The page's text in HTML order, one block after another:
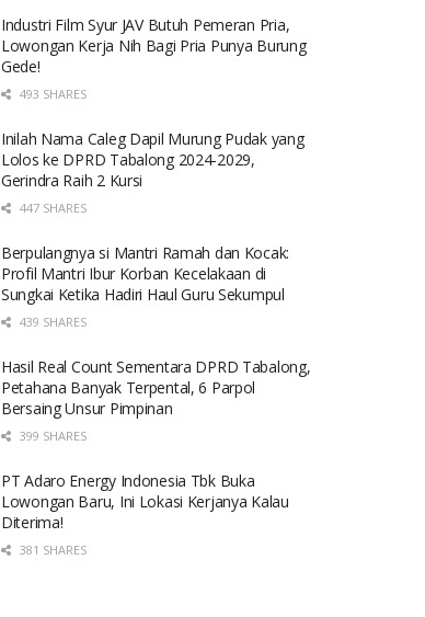
Industri Film Syur JAV Butuh Pemeran Pria,
Lowongan Kerja Nih Bagi Pria Punya Burung
Gede!
493 SHARES
Inilah Nama Caleg Dapil Murung Pudak yang
Lolos ke DPRD Tabalong 2024-2029,
Gerindra Raih 2 Kursi
447 SHARES
Berpulangnya si Mantri Ramah dan Kocak:
Profil Mantri Ibur Korban Kecelakaan di
Sungkai Ketika Hadiri Haul Guru Sekumpul
439 SHARES
Hasil Real Count Sementara DPRD Tabalong,
Petahana Banyak Terpental, 6 Parpol
Bersaing Unsur Pimpinan
399 SHARES
PT Adaro Energy Indonesia Tbk Buka
Lowongan Baru, Ini Lokasi Kerjanya Kalau
Diterima!
381 SHARES